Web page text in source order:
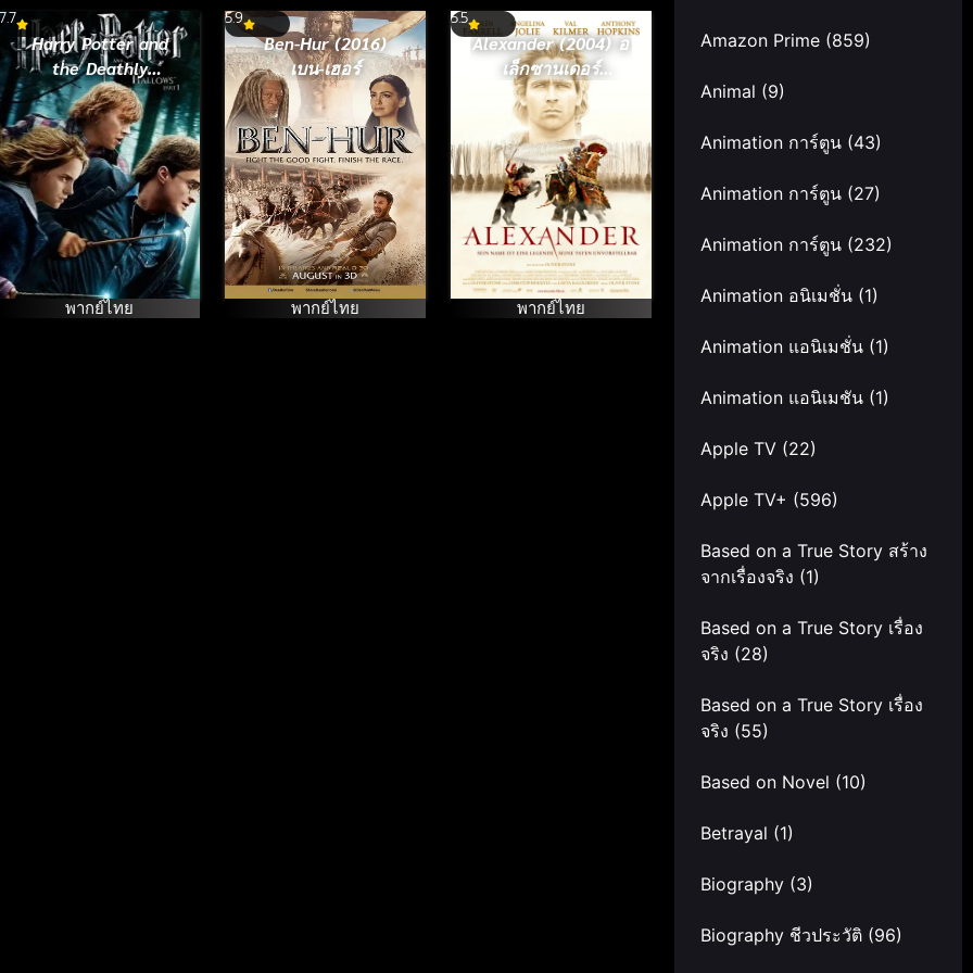
7.7
Harry Potter and
the Deathly
Hallows Part 1
(2010) แฮร์รี่ พอต
เตอร์ กับ เครื่องราง
ยมฑูต ตอน 1
พากย์ไทย
5.9
Ben-Hur (2016)
เบน-เฮอร์
พากย์ไทย
5.5
Alexander (2004) อ
เล็กซานเดอร์
มหาราชชาตินักรบ
พากย์ไทย
Amazon Prime (859)
Animal (9)
Animation การ์ตูน (43)
Animation การ์ตูน (27)
Animation การ์ตูน (232)
Animation อนิเมชั่น (1)
Animation แอนิเมชั่น (1)
Animation แอนิเมชัน (1)
Apple TV (22)
Apple TV+ (596)
Based on a True Story สร้าง
จากเรื่องจริง (1)
Based on a True Story เรื่อง
จริง (28)
Based on a True Story เรื่อง
จริง (55)
Based on Novel (10)
Betrayal (1)
Biography (3)
Biography ชีวประวัติ (96)